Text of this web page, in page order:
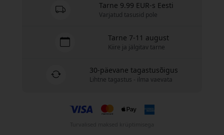
Tarne 9.99 EUR-s Eesti
Varjatud tasusid pole
Tarne 7-11 august
Kiire ja jälgitav tarne
30-päevane tagastusõigus
Lihtne tagastus - ilma vaevata